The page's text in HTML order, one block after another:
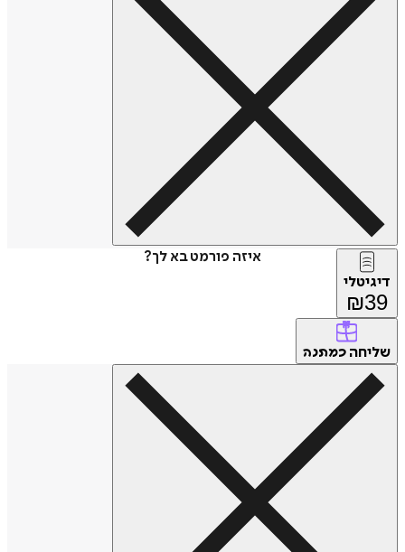
איזה פורמט בא לך?
דיגיטלי
₪39
שליחה כמתנה